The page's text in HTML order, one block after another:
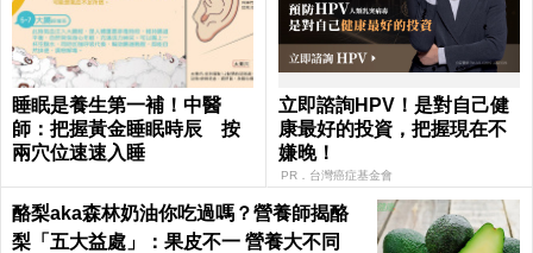
睡眠是養生第一補！中醫
師：把握黃金睡眠時辰 按
兩穴位速速入睡
立即諮詢HPV！是對自己健
康最好的投資，把握現在不
嫌晚！
PR．台灣癌症基金會
酪梨aka森林奶油你吃過嗎？營養師揭酪
梨「五大益處」：果皮不一 營養大不同